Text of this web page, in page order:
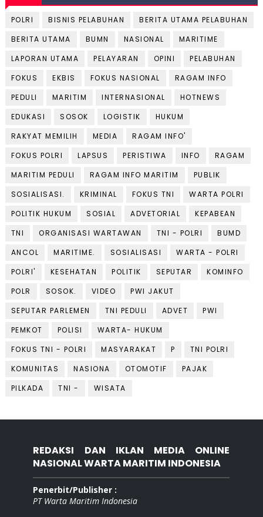
POLRI BISNIS PELABUHAN
BERITA UTAMA PELABUHAN
BERITA UTAMA
BUMN NASIONAL
MARITIME
LAPORAN UTAMA
PELAYARAN OPINI
PELABUHAN
FOKUS
EKBIS FOKUS NASIONAL
RAGAM INFO
PEDULI
MARITIM INTERNASIONAL
HOTNEWS
EDUKASI
SOSOK LOGISTIK
HUKUM
RAKYAT MEMILIH
MEDIA
RAGAM INFO'
FOKUS POLRI
LAPSUS PERISTIWA INFO
RAGAM
MARITIM PEDULI
RAGAM INFO MARITIM
PUBLIK
SOSIALISASI.
KRIMINAL FOKUS TNI
WARTA POLRI
POLITIK HUKUM
SOSIAL ADVETORIAL
KEPABEAN
TNI
ORGANISASI WARTAWAN TNI - POLRI
BUMD
ANCOL
MARITIME. SOSIALISASI
WARTA - POLRI
POLRI'
KESEHATAN POLITIK SEPUTAR
KOMINFO
POLR
SOSOK. VIDEO
PWI JAKUT
SEPUTAR PARLEMEN
TNI PEDULI ADVET
PWI
PEMKOT
POLISI
WARTA- HUKUM
FOKUS TNI - POLRI
MASYARAKAT P
TNI POLRI
KOMUNITAS
NASIONA OTOMOTIF
PAJAK
PILKADA
TNI - WISATA
REDAKSI DAN IKLAN MEDIA ONLINE
NASIONAL WARTA MARITIM INDONESIA
Penerbit/Publisher :
PT Warta Maritim Indonesia